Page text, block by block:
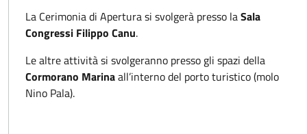
La Cerimonia di Apertura si svolgerà presso laSala
Congressi Filippo Canu.
Le altre attività si svolgeranno presso gli spazi della
Cormorano Marinaall’interno del porto turistico (molo
Nino Pala).